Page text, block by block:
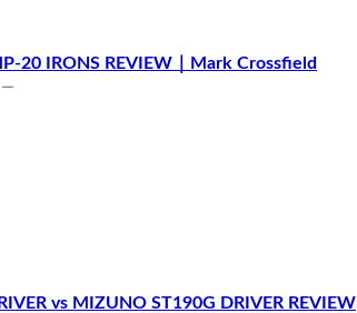
20 IRONS REVIEW｜Mark Crossfield
vs MIZUNO ST190G DRIVER REVIEW